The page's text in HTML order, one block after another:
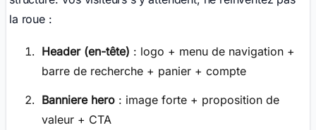
la roue :
Header (en-tête) : logo + menu de navigation +
barre de recherche + panier + compte
Banniere hero : image forte + proposition de
valeur + CTA